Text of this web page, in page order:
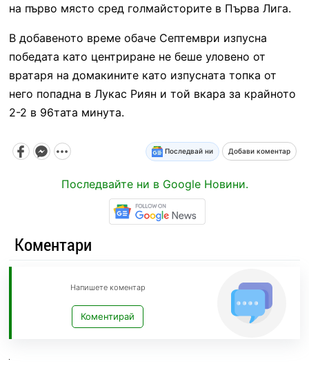
на първо място сред голмайсторите в Първа Лига.
В добавеното време обаче Септември изпусна
победата като центриране не беше уловено от
вратаря на домакините като изпусната топка от
него попадна в Лукас Риян и той вкара за крайното
2-2 в 96тата минута.
Последвай ни Добави коментар
Последвайте ни в Google Новини.
Коментари
Напишете коментар
Коментирай